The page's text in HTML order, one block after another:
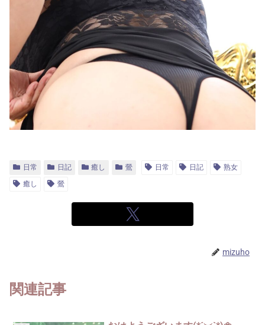
日常 日記 癒し 鶯 日常 日記
熟女
癒し
鶯
mizuho
関連記事